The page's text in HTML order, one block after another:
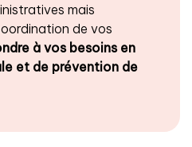
mais
de vos
à vos besoins en
et de prévention de